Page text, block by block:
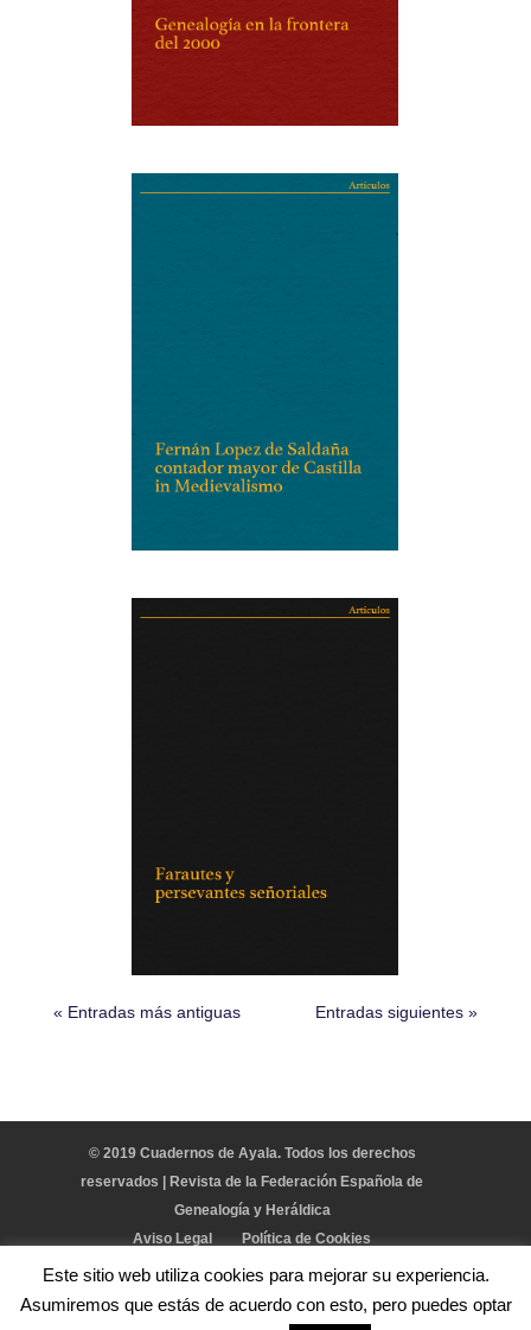
« Entradas más antiguas Entradas siguientes »
© 2019 Cuadernos de Ayala. Todos los derechos
reservados | Revista de la Federación Española de
Genealogía y Heráldica
Aviso Legal
Política de Cookies
Este sitio web utiliza cookies para mejorar su experiencia.
Asumiremos que estás de acuerdo con esto, pero puedes optar